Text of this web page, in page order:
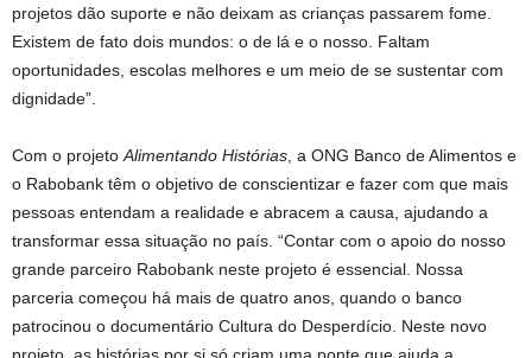
projetos dão suporte e não deixam as crianças passarem fome.
Existem de fato dois mundos: o de lá e o nosso. Faltam
oportunidades, escolas melhores e um meio de se sustentar com
dignidade”.
Com o projetoAlimentando Histórias, a ONG Banco de Alimentos e
o Rabobank têm o objetivo de conscientizar e fazer com que mais
pessoas entendam a realidade e abracem a causa, ajudando a
transformar essa situação no país. “Contar com o apoio do nosso
grande parceiro Rabobank neste projeto é essencial. Nossa
parceria começou há mais de quatro anos, quando o banco
patrocinou o documentário Cultura do Desperdício. Neste novo